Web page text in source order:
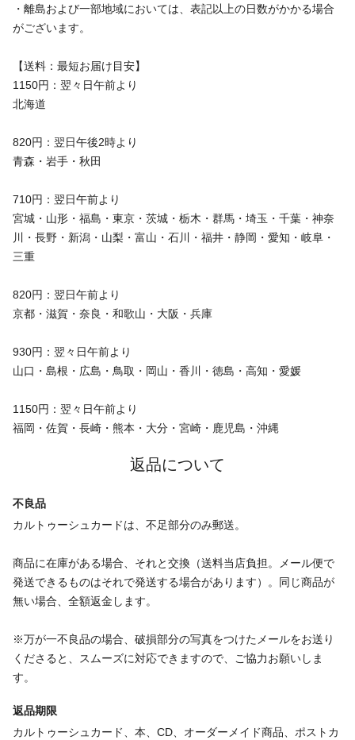
・離島および一部地域においては、表記以上の日数がかかる場合
がございます。
【送料：最短お届け目安】
1150円：翌々日午前より
北海道
820円：翌日午後2時より
青森・岩手・秋田
710円：翌日午前より
宮城・山形・福島・東京・茨城・栃木・群馬・埼玉・千葉・神奈
川・長野・新潟・山梨・富山・石川・福井・静岡・愛知・岐阜・
三重
820円：翌日午前より
京都・滋賀・奈良・和歌山・大阪・兵庫
930円：翌々日午前より
山口・島根・広島・鳥取・岡山・香川・徳島・高知・愛媛
1150円：翌々日午前より
福岡・佐賀・長崎・熊本・大分・宮崎・鹿児島・沖縄
返品について
不良品
カルトゥーシュカードは、不足部分のみ郵送。
商品に在庫がある場合、それと交換（送料当店負担。メール便で
発送できるものはそれで発送する場合があります）。同じ商品が
無い場合、全額返金します。
※万が一不良品の場合、破損部分の写真をつけたメールをお送り
くださると、スムーズに対応できますので、ご協力お願いしま
す。
返品期限
カルトゥーシュカード、本、CD、オーダーメイド商品、ポストカ